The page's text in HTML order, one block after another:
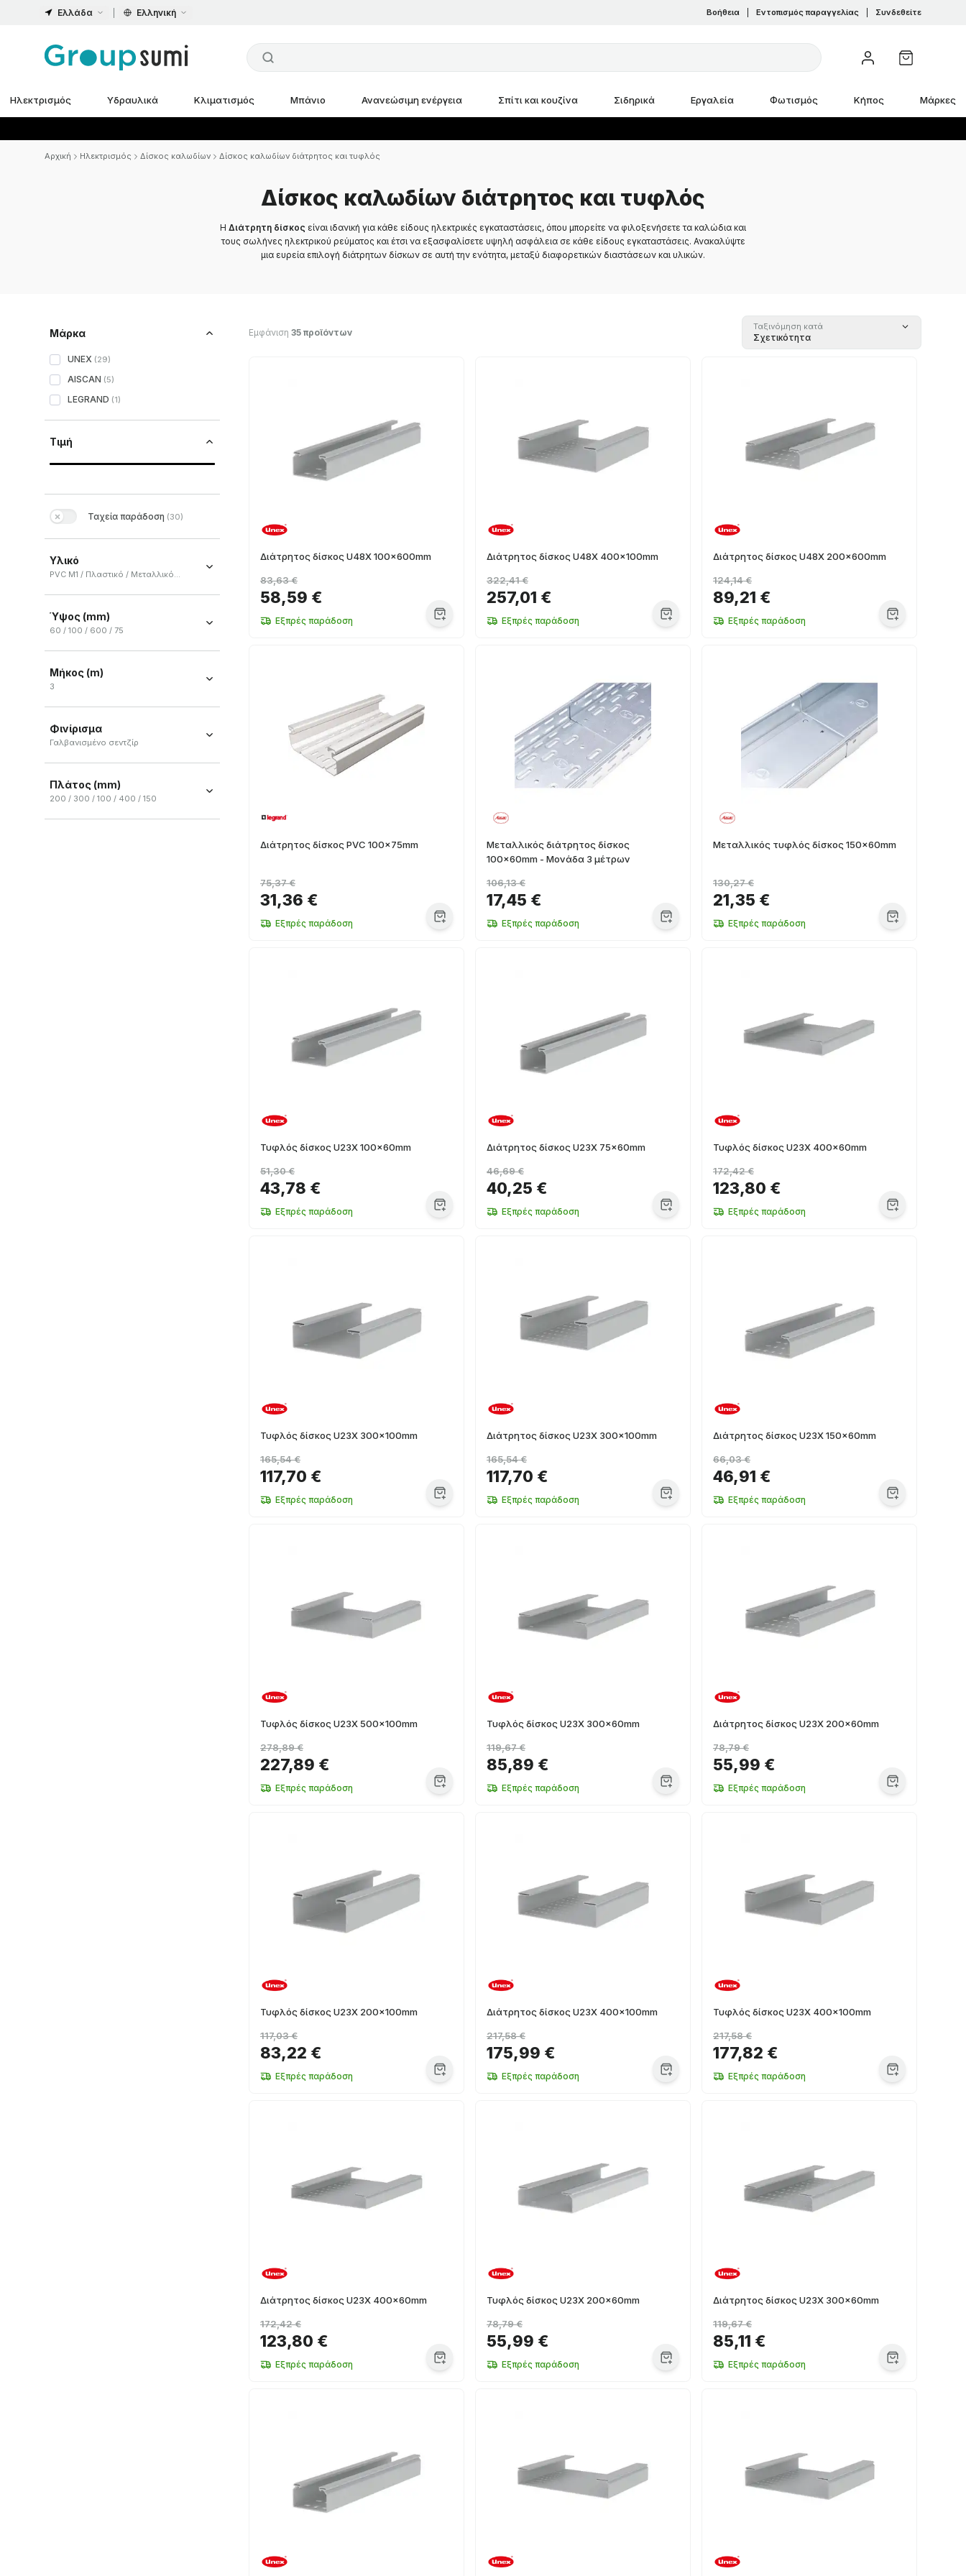
Ελλάδα Ελληνική Βοήθεια Εντοπισμός παραγγελίας Συνδεθείτε
Ηλεκτρισμός Υδραυλικά Κλιματισμός Μπάνιο Ανανεώσιμη ενέργεια Σπίτι και κουζίνα Σιδηρικά Εργαλεία Φωτισμός Κήπος Μάρκες
Αρχική Ηλεκτρισμός Δίσκος καλωδίων Δίσκος καλωδίων διάτρητος και τυφλός
Δίσκος καλωδίων διάτρητος και τυφλός
Η Διάτρητη δίσκος είναι ιδανική για κάθε είδους ηλεκτρικές εγκαταστάσεις, όπου μπορείτε να φιλοξενήσετε τα καλώδια και
τους σωλήνες ηλεκτρικού ρεύματος και έτσι να εξασφαλίσετε υψηλή ασφάλεια σε κάθε είδους εγκαταστάσεις. Ανακαλύψτε
μια ευρεία επιλογή διάτρητων δίσκων σε αυτή την ενότητα, μεταξύ διαφορετικών διαστάσεων και υλικών.
Μάρκα
UNEX (29)
AISCAN (5)
LEGRAND (1)
Τιμή
Ταχεία παράδοση (30)
Υλικό
PVC M1 / Πλαστικό / Μεταλλικό τυφλό / Μεταλλικό διάτρητο
Πλαστικό
Ύψος (mm)
60 / 100 / 600 / 75
100 (12)
Μήκος (m)
3
Φινίρισμα
Γαλβανισμένο σεντζίρ
Πλάτος (mm)
200 / 300 / 100 / 400 / 150
Εμφάνιση 35 προϊόντων
Ταξινόμηση κατά
Σχετικότητα
Διάτρητος δίσκος U48X 100x600mm
58,59 €
83,63 €
Εξπρές παράδοση
Διάτρητος δίσκος U48X 400x100mm
257,01 €
322,41 €
Εξπρές παράδοση
Διάτρητος δίσκος U48X 200x600mm
89,21 €
124,14 €
Εξπρές παράδοση
Διάτρητος δίσκος PVC 100x75mm
31,36 €
75,37 €
Εξπρές παράδοση
Μεταλλικός διάτρητος δίσκος
100x60mm - Μονάδα 3 μέτρων
17,45 €
106,13 €
Εξπρές παράδοση
Μεταλλικός τυφλός δίσκος 150x60mm
21,35 €
130,27 €
Εξπρές παράδοση
Τυφλός δίσκος U23X 100x60mm
43,78 €
51,30 €
Εξπρές παράδοση
Διάτρητος δίσκος U23X 75x60mm
40,25 €
46,69 €
Εξπρές παράδοση
Τυφλός δίσκος U23X 400x60mm
123,80 €
172,42 €
Εξπρές παράδοση
Τυφλός δίσκος U23X 300x100mm
117,70 €
165,54 €
Εξπρές παράδοση
Διάτρητος δίσκος U23X 300x100mm
117,70 €
165,54 €
Εξπρές παράδοση
Διάτρητος δίσκος U23X 150x60mm
46,91 €
66,03 €
Εξπρές παράδοση
Τυφλός δίσκος U23X 500x100mm
227,89 €
278,89 €
Εξπρές παράδοση
Τυφλός δίσκος U23X 300x60mm
85,89 €
119,67 €
Εξπρές παράδοση
Διάτρητος δίσκος U23X 200x60mm
55,99 €
78,79 €
Εξπρές παράδοση
Τυφλός δίσκος U23X 200x100mm
83,22 €
117,03 €
Εξπρές παράδοση
Διάτρητος δίσκος U23X 400x100mm
175,99 €
217,58 €
Εξπρές παράδοση
Τυφλός δίσκος U23X 400x100mm
177,82 €
217,58 €
Εξπρές παράδοση
Διάτρητος δίσκος U23X 400x60mm
123,80 €
172,42 €
Εξπρές παράδοση
Τυφλός δίσκος U23X 200x60mm
55,99 €
78,79 €
Εξπρές παράδοση
Διάτρητος δίσκος U23X 300x60mm
85,11 €
119,67 €
Εξπρές παράδοση